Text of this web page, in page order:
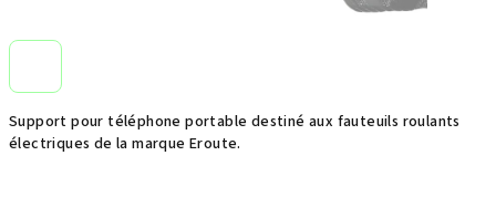
Support pour téléphone portable destiné aux fauteuils roulants
électriques de la marque Eroute.